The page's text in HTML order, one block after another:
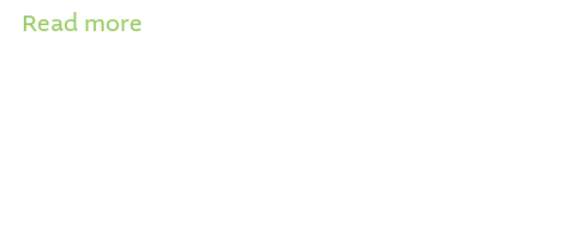
Read more